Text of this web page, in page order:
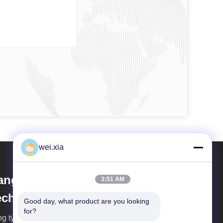
Olymspan Equipment
Co.,Ltd
ty chuyên về R D, thiết kế, sản xuất và dịch vụ
wei.xia
3:51 AM
Good day, what product are you looking
for?